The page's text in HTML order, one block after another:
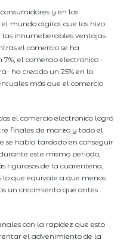
y en los
mundo digital que los hizo
las innumeberables ventajas
el comercio se ha
el comercio electronico -
ha crecido un 25% en lo
más que el comercio
el comercio electronico logró
finales de marzo y todo el
se había tardado en conseguir
este mismo período,
rigurosos de la cuarentena,
lo que equivale a que menos
un crecimiento que antes
con la rapidez que esto
el advenimiento de la